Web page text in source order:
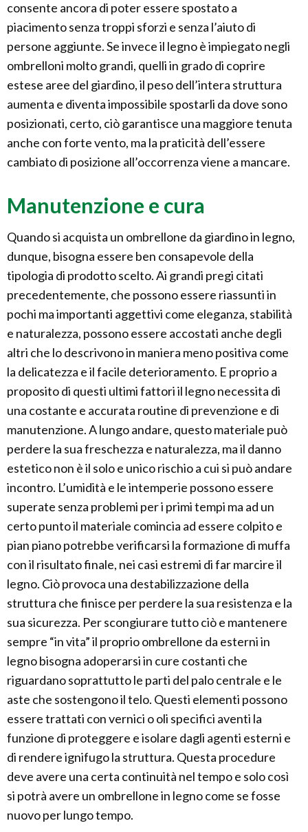
consente ancora di poter essere spostato a
piacimento senza troppi sforzi e senza l’aiuto di
persone aggiunte. Se invece il legno è impiegato negli
ombrelloni molto grandi, quelli in grado di coprire
estese aree del giardino, il peso dell’intera struttura
aumenta e diventa impossibile spostarli da dove sono
posizionati, certo, ciò garantisce una maggiore tenuta
anche con forte vento, ma la praticità dell’essere
cambiato di posizione all’occorrenza viene a mancare.
Manutenzione e cura
Quando si acquista un ombrellone da giardino in legno,
dunque, bisogna essere ben consapevole della
tipologia di prodotto scelto. Ai grandi pregi citati
precedentemente, che possono essere riassunti in
pochi ma importanti aggettivi come eleganza, stabilità
e naturalezza, possono essere accostati anche degli
altri che lo descrivono in maniera meno positiva come
la delicatezza e il facile deterioramento. E proprio a
proposito di questi ultimi fattori il legno necessita di
una costante e accurata routine di prevenzione e di
manutenzione. A lungo andare, questo materiale può
perdere la sua freschezza e naturalezza, ma il danno
estetico non è il solo e unico rischio a cui si può andare
incontro. L’umidità e le intemperie possono essere
superate senza problemi per i primi tempi ma ad un
certo punto il materiale comincia ad essere colpito e
pian piano potrebbe verificarsi la formazione di muffa
con il risultato finale, nei casi estremi di far marcire il
legno. Ciò provoca una destabilizzazione della
struttura che finisce per perdere la sua resistenza e la
sua sicurezza. Per scongiurare tutto ciò e mantenere
sempre “in vita” il proprio ombrellone da esterni in
legno bisogna adoperarsi in cure costanti che
riguardano soprattutto le parti del palo centrale e le
aste che sostengono il telo. Questi elementi possono
essere trattati con vernici o oli specifici aventi la
funzione di proteggere e isolare dagli agenti esterni e
di rendere ignifugo la struttura. Questa procedure
deve avere una certa continuità nel tempo e solo così
si potrà avere un ombrellone in legno come se fosse
nuovo per lungo tempo.